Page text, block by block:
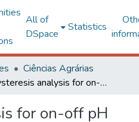
All of
DSpace
Statistics
Ciências Agrárias
Hysteresis analysis for on-off pH control in the cultivation of Scenedesmus obliquus BR003 microalgae
for on-off pH